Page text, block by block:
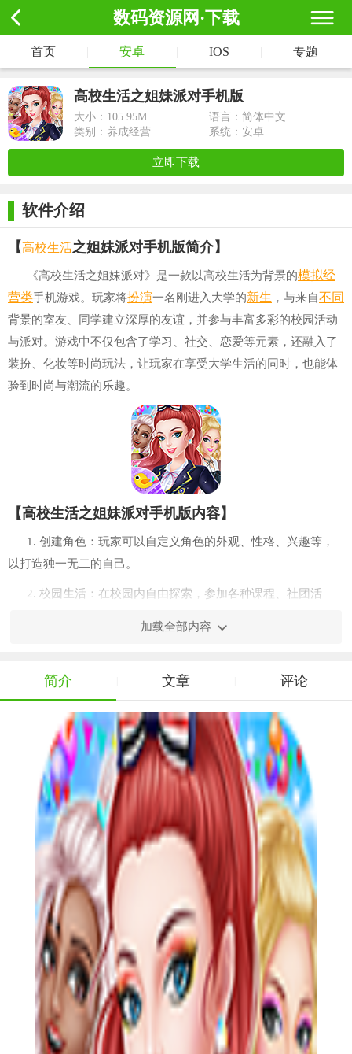
数码资源网·下载
首页 安卓 IOS 专题
高校生活之姐妹派对手机版
大小： 105.95M
语言：简体中文
类别：养成经营
系统：安卓
立即下载
软件介绍
【高校生活之姐妹派对手机版简介】
《高校生活之姐妹派对》是一款以高校生活为背景的模拟经
营类手机游戏。玩家将扮演一名刚进入大学的新生 ，与来自不同
背景的室友、同学建立深厚的友谊，并参与丰富多彩的校园活动
与派对。游戏中不仅包含了学习、社交、恋爱等元素，还融入了
装扮、化妆等时尚玩法，让玩家在享受大学生活的同时，也能体
验到时尚与潮流的乐趣。
【高校生活之姐妹派对手机版内容】
1. 创建角色：玩家可以自定义角色的外观、性格、兴趣等，
以打造独一无二的自己。
2. 校园生活：在校园内自由探索，参加各种课程、社团活
4. 时尚装扮：通过购买服装、饰品等，为自己的角色进行个
性化装扮，展现独特的时尚品味。
【高校生活之姐妹派对手机版过程】
1. 入学初体验：玩家首次进入游戏时，会经历初入校园的剧
情，了解校园的基本情况。
2. 宿舍生活：在宿舍中与室友互动，参与宿舍的日常活动，
提升宿舍的舒适度与室友间的关系。
3. 参与活动：根据兴趣和目标选择参加各类校园活动或派
对，与不同角色建立联系并完成相关任务。
4. 时尚挑战：参与时尚挑战赛，与其他玩家或NPC进行时尚
对决，展示自己的装扮品味。
【高校生活之姐妹派对手机版攻略】
1. 优先完成新手任务：新手任务能快速帮助玩家了解游戏玩
法与系统，同时获得大量奖励。
加载全部内容
简介 文章 评论